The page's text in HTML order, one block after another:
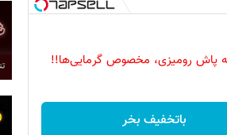
پاش رومیزی، مخصوص گرمایی‌ها!!
باتخفیف بخر